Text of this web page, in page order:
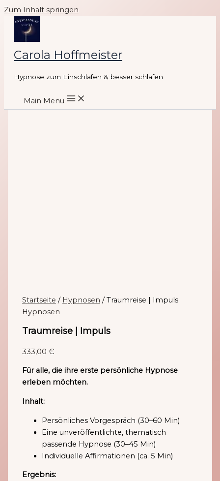
Zum Inhalt springen
Carola Hoffmeister
Hypnose zum Einschlafen & besser schlafen
Main Menu
Startseite / Hypnosen / Traumreise | Impuls
Hypnosen
Traumreise | Impuls
333,00€
Für alle, die ihre erste persönliche Hypnose
erleben möchten.
Inhalt:
Persönliches Vorgespräch (30–60 Min)
Eine unveröffentlichte, thematisch
passende Hypnose (30–45 Min)
Individuelle Affirmationen (ca. 5 Min)
Ergebnis: